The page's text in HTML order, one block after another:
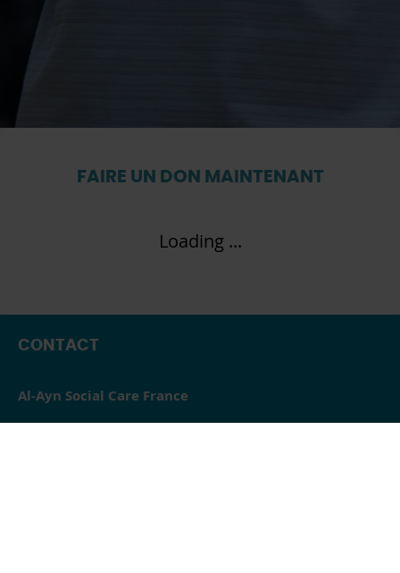
FAIRE UN DON MAINTENANT
Loading ...
CONTACT
Al-Ayn Social Care France